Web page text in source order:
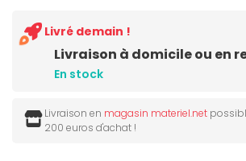
Livraison à domicile ou en
En stock
Livré demain !
Livraison en magasin materiel.net
200 euros d'achat !